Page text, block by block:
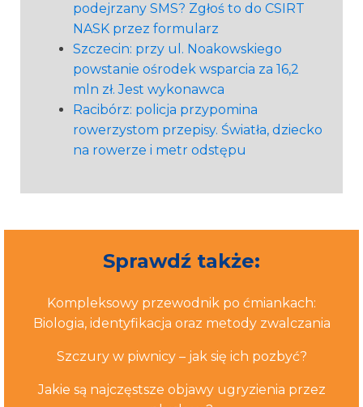
podejrzany SMS? Zgłoś to do CSIRT
NASK przez formularz
Szczecin: przy ul. Noakowskiego
powstanie ośrodek wsparcia za 16,2
mln zł. Jest wykonawca
Racibórz: policja przypomina
rowerzystom przepisy. Światła, dziecko
na rowerze i metr odstępu
Sprawdź także:
Kompleksowy przewodnik po ćmiankach:
Biologia, identyfikacja oraz metody zwalczania
Szczury w piwnicy – jak się ich pozbyć?
Jakie są najczęstsze objawy ugryzienia przez